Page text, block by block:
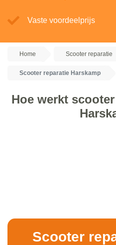
Vaste voordeelprijs
Home Scooter reparatie
Scooter reparatie Harskamp
Hoe werkt
Scooter